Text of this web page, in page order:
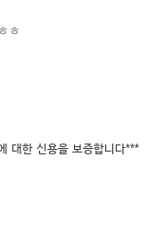
ㅎ
대한 신용을 보증합니다***